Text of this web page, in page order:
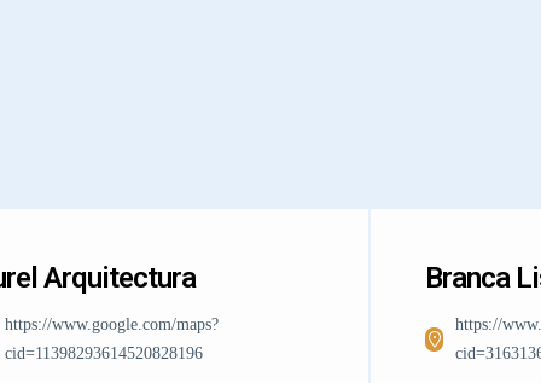
Arquitectura
https://www.google.com/maps?
cid=11398293614520828196
Branca
https://